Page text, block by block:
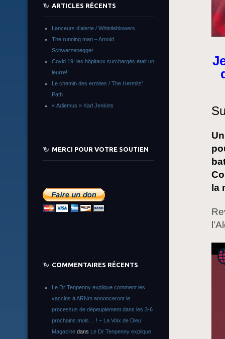
la
ARTICLES RÉCENTS
Lanceurs d’alerte / Whistleblowers
The running man – Arnold
Schwarzenegger
Covid 19: les hôpitaux surchargés était un
leurre!
Le chemin des ermites / The Hermits’
Path
« Adiemus » Karl Jenkins
MERCI POUR VOTRE SOUTIEN
COMMENTAIRES RÉCENTS
Le Dr Tenpenny explique comment les
vaccins à ARNm annonceront le
processus de dépeuplement dans les 3-6
prochains mois… ! – La Voix de Dieu
Magazine dans Le Dr Tenpenny explique